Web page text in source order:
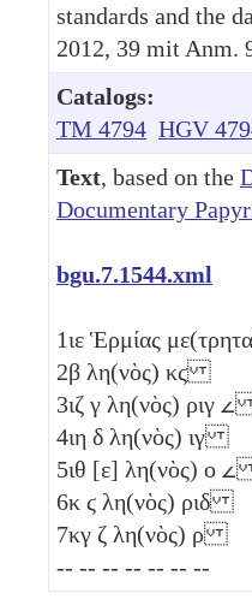
standards and the
2012, 39 mit Anm.
Catalogs:
TM 4794 HGV
Text, based on the
Documentary
bgu.7.1544.xml
1ιε Ἑρμίας
2β λη(νὸς) κϛ
3ιζ γ λη(νὸς) ριγ 𐅵
4ιη δ λη(νὸς) ιγ
5ιθ [ε] λη(νὸς) ο 𐅵
6κ ϛ λη(νὸς) ριδ
7κγ ζ λη(νὸς) ρ
-- -- -- -- -- -- --